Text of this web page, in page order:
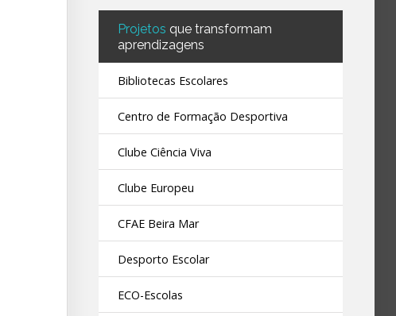
Projetosque transformam
aprendizagens
Bibliotecas Escolares
Centro de Formação Desportiva
Clube Ciência Viva
Clube Europeu
CFAE Beira Mar
Desporto Escolar
ECO-Escolas